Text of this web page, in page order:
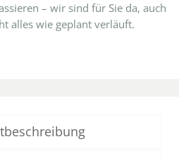
– wir sind für Sie da, auch
alles wie geplant verläuft.